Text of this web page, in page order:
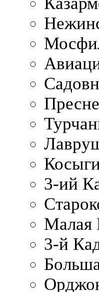
3-ий
Малая
3-й